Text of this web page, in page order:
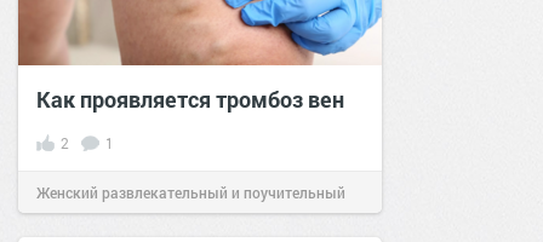
Как проявляется тромбоз вен
2 1
Женский развлекательный и поучительный
сайт.23:49 20 мар 2024